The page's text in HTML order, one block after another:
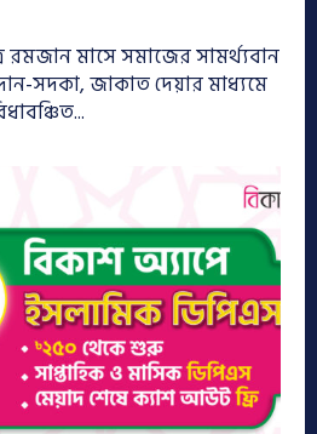
রমজান মাসে সমাজের সামর্থ্যবান
সদকা, জাকাত দেয়ার মাধ্যমে